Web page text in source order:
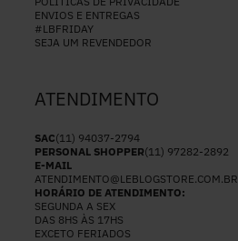
ENVIOS E ENTREGAS
#LBFRIDAY
SEJA UM REVENDEDOR
ATENDIMENTO
SAC(11) 94037-2794
PERSONAL SHOPPER(11) 97282-2892
E-MAIL
ATENDIMENTO@LEBLOGSTORE.COM.BR
HORÁRIO DE ATENDIMENTO:
SEGUNDA A SEX
DAS 8HS ÀS 17HS
EXCETO FERIADOS